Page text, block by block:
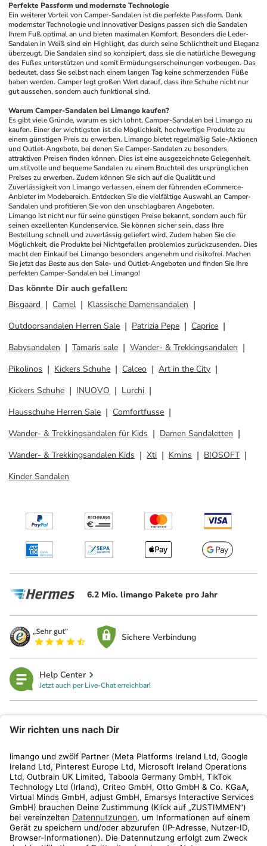
Perfekte Passform und modernste Technologie
Ein weiterer Vorteil von Camper-Sandalen ist die perfekte Passform. Dank
modernster Technologie und innovativer Designs passen sich die Sandalen
Ihrem Fuß optimal an und bieten maximalen Komfort. Besonders die Leder-
Sandalen in Weiß sind ein Highlight, das durch seine Schlichtheit und Eleganz
überzeugt. Die Sandalen sind so konzipiert, dass sie die natürliche Bewegung
des Fußes unterstützen und somit Ermüdungserscheinungen vorbeugen. Das
bedeutet, dass Sie selbst nach einem langen Tag keine schmerzenden Füße
haben werden. Camper legt großen Wert darauf, dass ihre Schuhe nicht nur
gut aussehen, sondern auch funktional sind.
Warum Camper-Sandalen bei Limango kaufen?
Es gibt viele Gründe, warum es sich lohnt, Camper-Sandalen bei Limango zu
kaufen. Einer der wichtigsten ist die Möglichkeit, hochwertige Produkte zu
einem günstigen Preis zu erwerben. Limango bietet regelmäßig Sale-Aktionen
und Outlet-Angebote, bei denen Sie Camper-Sandalen zu besonders
attraktiven Preisen finden können. Dies ist eine ausgezeichnete Gelegenheit,
um stilvolle und bequeme Sandalen zu einem Bruchteil des ursprünglichen
Preises zu erwerben. Zudem können Sie sich auf die Qualität und
Zuverlässigkeit von Limango verlassen, einem der führenden eCommerce-
Anbieter im Modebereich. Entdecken Sie die vielfältige Auswahl an Camper-
Sandalen und profitieren Sie von den unschlagbaren Angeboten.
Limango ist nicht nur für seine günstigen Preise bekannt, sondern auch für
seinen exzellenten Kundenservice. Sie können sicher sein, dass Ihre
Bestellung schnell und zuverlässig geliefert wird. Zudem haben Sie die
Möglichkeit, die Produkte bei Nichtgefallen problemlos zurückzusenden. Dies
macht den Einkauf bei Limango besonders angenehm und risikofrei. Machen
Sie jetzt das Beste aus den Sale- und Outlet-Angeboten und finden Sie Ihre
perfekten Camper-Sandalen bei Limango!
Das könnte Dir auch gefallen:
Bisgaard
Camel
Klassische Damensandalen
Outdoorsandalen Herren Sale
Patrizia Pepe
Caprice
Babysandalen
Tamaris sale
Wander- & Trekkingsandalen
Pikolinos
Kickers Schuhe Calceo
Art in the City
Kickers Schuhe
INUOVO
Lurchi
Hausschuhe Herren Sale
Comfortfusse
Wander- & Trekkingsandalen für Kids
Damen Sandaletten
Wander- & Trekkingsandalen Kids
Xti Kmins
BIOSOFT
Kinder Sandalen
6.2 Mio. limango Pakete pro Jahr
Sichere Verbindung
Help Center
Jetzt auch per Live-Chat erreichbar!
Kundenservice
Shop
Aktionen